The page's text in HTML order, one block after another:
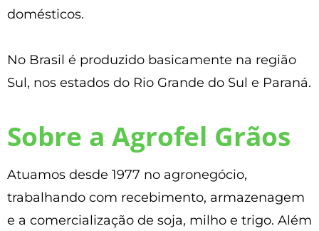
domésticos.
No Brasil é produzido basicamente na região
Sul, nos estados do Rio Grande do Sul e Paraná.
Sobre a Agrofel Grãos
Atuamos desde 1977 no agronegócio,
trabalhando com recebimento, armazenagem
e a comercialização de soja, milho e trigo. Além